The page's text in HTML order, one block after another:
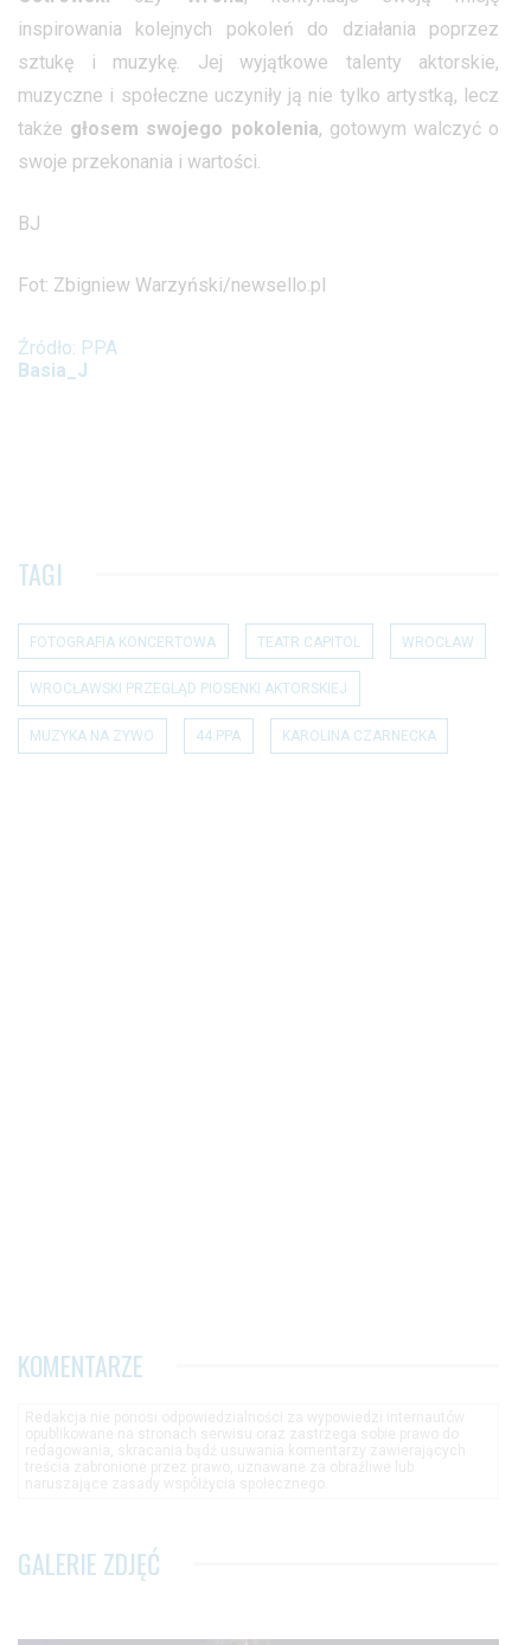
inspirowania kolejnych pokoleń do działania poprzez
sztukę i muzykę. Jej wyjątkowe talenty aktorskie,
muzyczne i społeczne uczyniły ją nie tylko artystką, lecz
także głosem swojego pokolenia, gotowym walczyć o
swoje przekonania i wartości.
BJ
Fot: Zbigniew Warzyński/newsello.pl
Źródło: PPA
Basia_J
TAGI
FOTOGRAFIA KONCERTOWA TEATR CAPITOL WROCŁAW
WROCŁAWSKI PRZEGLĄD PIOSENKI AKTORSKIEJ
MUZYKA NA ZYWO 44.PPA KAROLINA CZARNECKA
KOMENTARZE
GALERIE ZDJĘĆ